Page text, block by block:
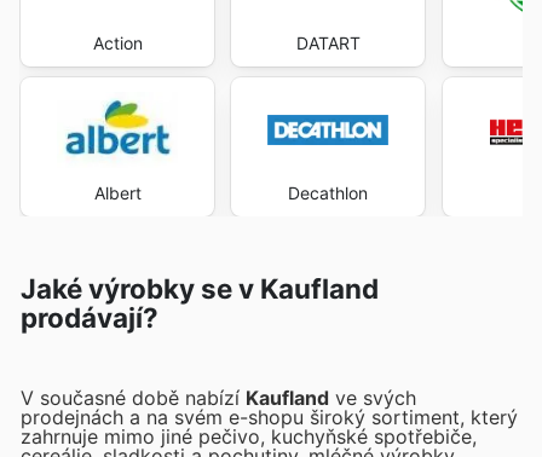
Action
Albert
DATART
Decathlon
Jaké výrobky se v Kaufland
prodávají?
V současné době nabízí Kaufland ve svých
prodejnách a na svém e-shopu široký sortiment, který
zahrnuje mimo jiné pečivo, kuchyňské spotřebiče,